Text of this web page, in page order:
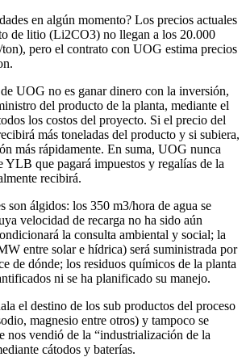
en algún momento? Los precios actuales
de litio (Li2CO3) no llegan a los 20.000
pero el contrato con UOG estima precios
UOG no es ganar dinero con la inversión,
del producto de la planta, mediante el
los costos del proyecto. Si el precio del
más toneladas del producto y si subiera,
más rápidamente. En suma, UOG nunca
YLB que pagará impuestos y regalías de la
recibirá.
son álgidos: los 350 m3/hora de agua se
velocidad de recarga no ha sido aún
la consulta ambiental y social; la
entre solar e hídrica) será suministrada por
de dónde; los residuos químicos de la planta
ni se ha planificado su manejo.
el destino de los sub productos del proceso
magnesio entre otros) y tampoco se
nos vendió de la “industrialización de la
cátodos y baterías.